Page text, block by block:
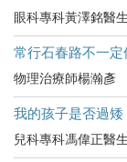
眼科專科黃澤銘醫生
常行石春路不一
物理治療師楊瀚彥
我的孩子是否過矮
兒科專科馮偉正醫生